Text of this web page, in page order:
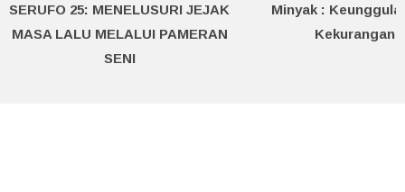
SERUFO 25: MENELUSURI JEJAK
MASA LALU MELALUI PAMERAN
SENI
Minyak :
Kekurangan